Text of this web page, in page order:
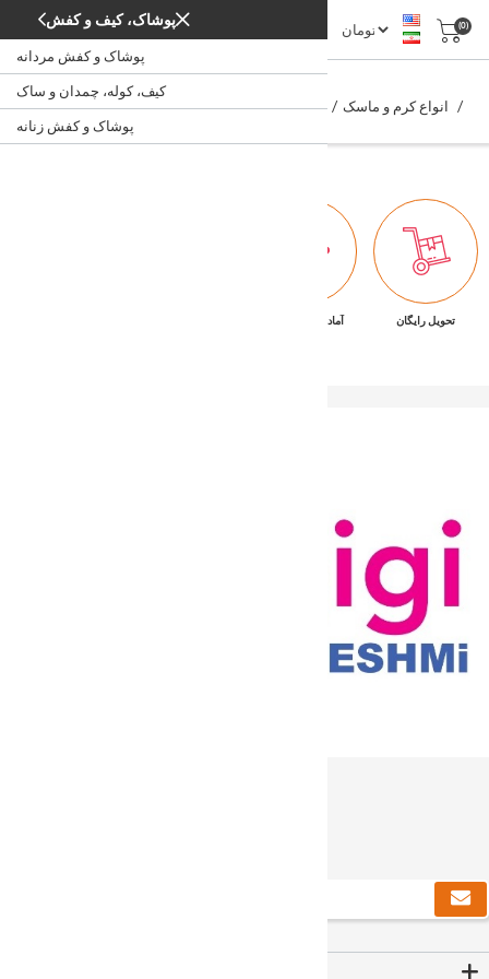
(0) پوشاک، کیف و کفش
پوشاک و کفش مردانه
کیف، کوله، چمدان و ساک
پوشاک و کفش زنانه
خانه / زیبایی و بهداشت / زیبایی و بهداشت پوست / انواع کرم و ماسک
/
آماده تحویل فوری تحویل رایگان